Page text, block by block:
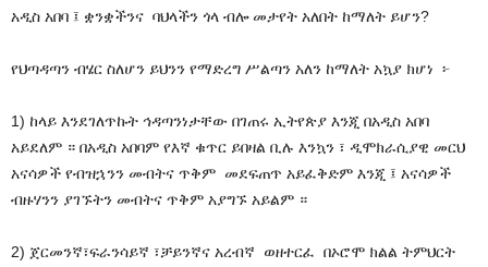
አዲስ አበባ ፤ ቋንቋችንና ባህላችን ጎላ ብሎ መታየት አለበት ከማለት ይሆን?
የህጣዳጣን ብሄር ስለሆን ይህንን የማድረግ ሥልጣን አለን ከማለት አኳያ ክሆነ ፦
1) ከላይ እንደገለጥኩት ኅዳጣንነታቸው በገጠሩ ኢትየጵያ እንጂ በአዲስ አበባ
አይደለም ። በአዲስ አበባም የእኛ ቁጥር ይበዛል ቢሉ እንኳን ፣ ዲሞክራሲያዊ መርህ
አናሳዎች የብዝኋንን መብትና ጥቅም መደፍጠጥ አይፈቅድም እንጂ ፤ አናሳዎች
ብዙሃንን ያገኙትን መብትና ጥቅም አያግኙ አይልም ።
2) ጀርመንኛ፣ፍራንሳይኛ ፣ቻይንኛና አረብኛ ወዘተርፈ በኦሮሞ ክልል ትምህርት